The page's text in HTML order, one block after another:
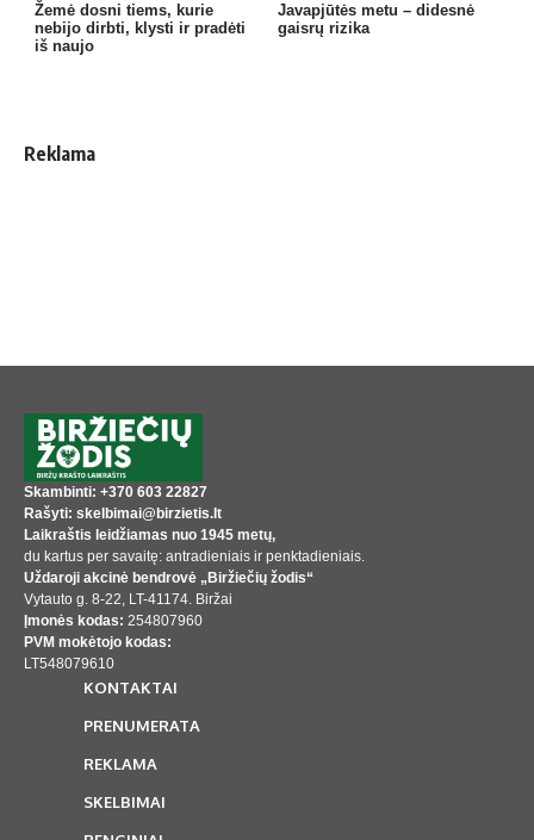
Žemė dosni tiems, kurie
nebijo dirbti, klysti ir pradėti
iš naujo
Javapjūtės metu – didesnė
gaisrų rizika
Reklama
Skambinti: +370 603 22827
Rašyti: skelbimai@birzietis.lt
Laikraštis leidžiamas nuo 1945 metų,
du kartus per savaitę: antradieniais ir penktadieniais.
Uždaroji akcinė bendrovė „Biržiečių žodis“
Vytauto g. 8-22, LT-41174. Biržai
Įmonės kodas: 254807960
PVM mokėtojo kodas:
LT548079610
KONTAKTAI
PRENUMERATA
REKLAMA
SKELBIMAI